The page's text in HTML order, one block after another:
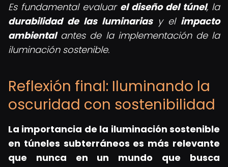
Es fundamental evaluar el diseño del túnel, la
durabilidad de las luminariasy el impacto
ambientalantes de la implementación de la
iluminación sostenible.
Reflexión final: Iluminando la
oscuridad con sostenibilidad
La importancia de la iluminación sostenible
en túneles subterráneos es más relevante
que nunca en un mundo que busca